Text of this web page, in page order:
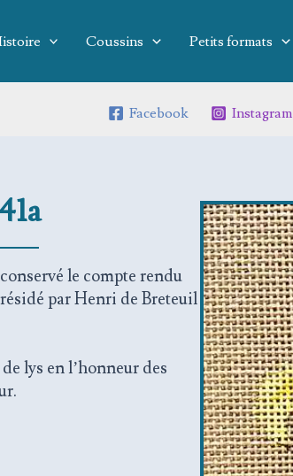
Coussins Petits formats
Facebook Instagram
le compte rendu
par Henri de Breteuil
lys en l’honneur des